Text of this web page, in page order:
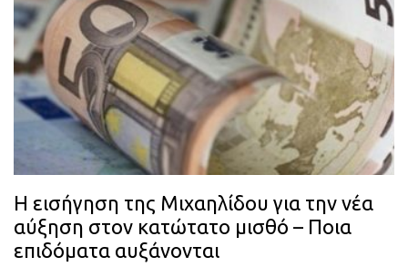
H εισήγηση της Μιχαηλίδου για την νέα
αύξηση στον κατώτατο μισθό – Ποια
επιδόματα αυξάνονται